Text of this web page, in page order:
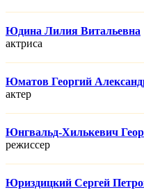
Юдина Лилия Витальевна
актриса
Юматов Георгий
актер
Юнгвальд-Хилькевич
режисcер
Юриздицкий Сергей